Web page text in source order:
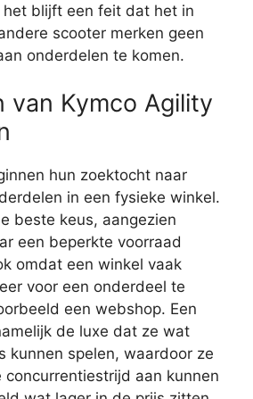
het blijft een feit dat het in
scooter merken geen
onderdelen te komen.
van Kymco Agility
hun zoektocht naar
in een fysieke winkel.
beste keus, aangezien
een beperkte voorraad
omdat een winkel vaak
voor een onderdeel te
een webshop. Een
de luxe dat ze wat
kunnen spelen, waardoor ze
concurrentiestrijd aan kunnen